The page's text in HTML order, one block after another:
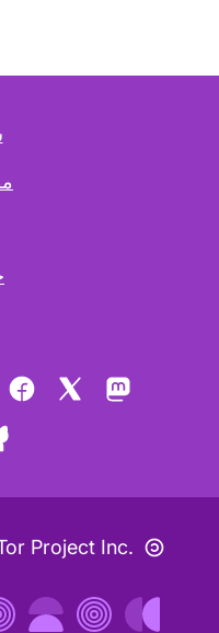
ماستودون
نقشک کپی‌لفت
Project Inc.